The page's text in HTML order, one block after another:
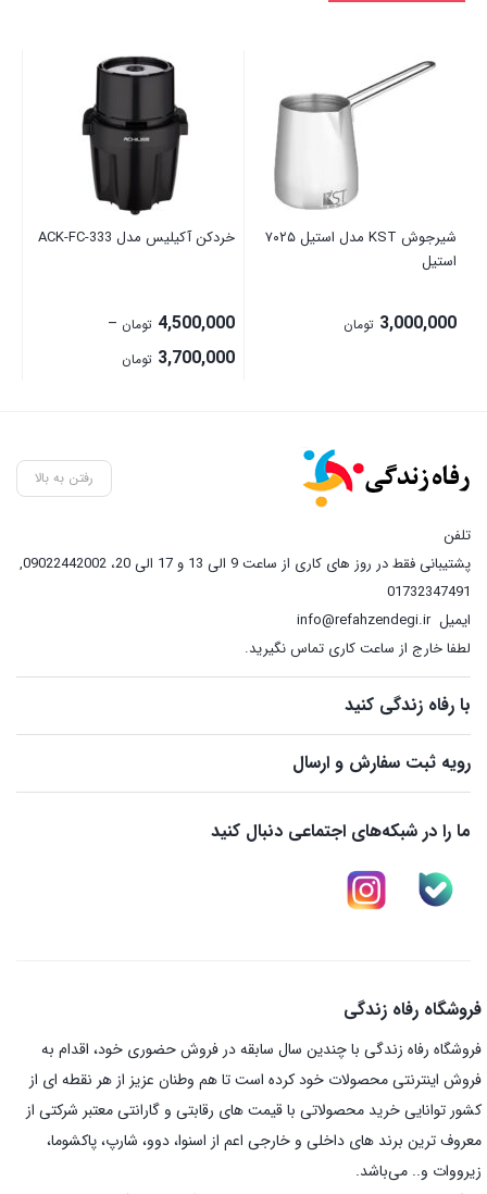
شیرجوش KST مدل استیل ۷۰۲۵
استیل
3,000,000 تومان
خردکن آکیلیس مدل ACK-FC-333
4,500,000 تومان –
3,700,000 تومان
4,500,000 تومان
رفتن به بالا
تلفن
پشتیبانی فقط در روز های کاری از ساعت 9 الی 13 و 17 الی 20، 09022442002
,
01732347491
ایمیلinfo@refahzendegi.ir
لطفا خارج از ساعت کاری تماس نگیرید.
با رفاه زندگی کنید
رویه ثبت سفارش و ارسال
ما را در شبکه‌های اجتماعی دنبال کنید
فروشگاه رفاه زندگی
فروشگاه رفاه زندگی با چندین سال سابقه در فروش حضوری خود، اقدام به
فروش اینترنتی محصولات خود کرده است تا هم وطنان عزیز از هر نقطه ای از
کشور توانایی خرید محصولاتی با قیمت های رقابتی و گارانتی معتبر شرکتی از
معروف ترین برند های داخلی و خارجی اعم از اسنوا، دوو، شارپ، پاکشوما،
زیرووات و.. می‌باشد.